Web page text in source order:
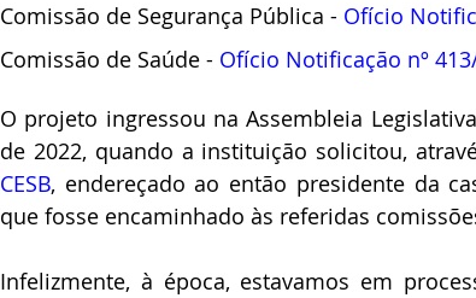
Comissão de Segurança Pública - Ofício
Comissão de Saúde - Ofício Notificação nº
O projeto ingressou na Assembleia
de 2022, quando a instituição solicitou,
CESB, endereçado ao então presidente da
que fosse encaminhado às referidas
Infelizmente, à época, estavamos em